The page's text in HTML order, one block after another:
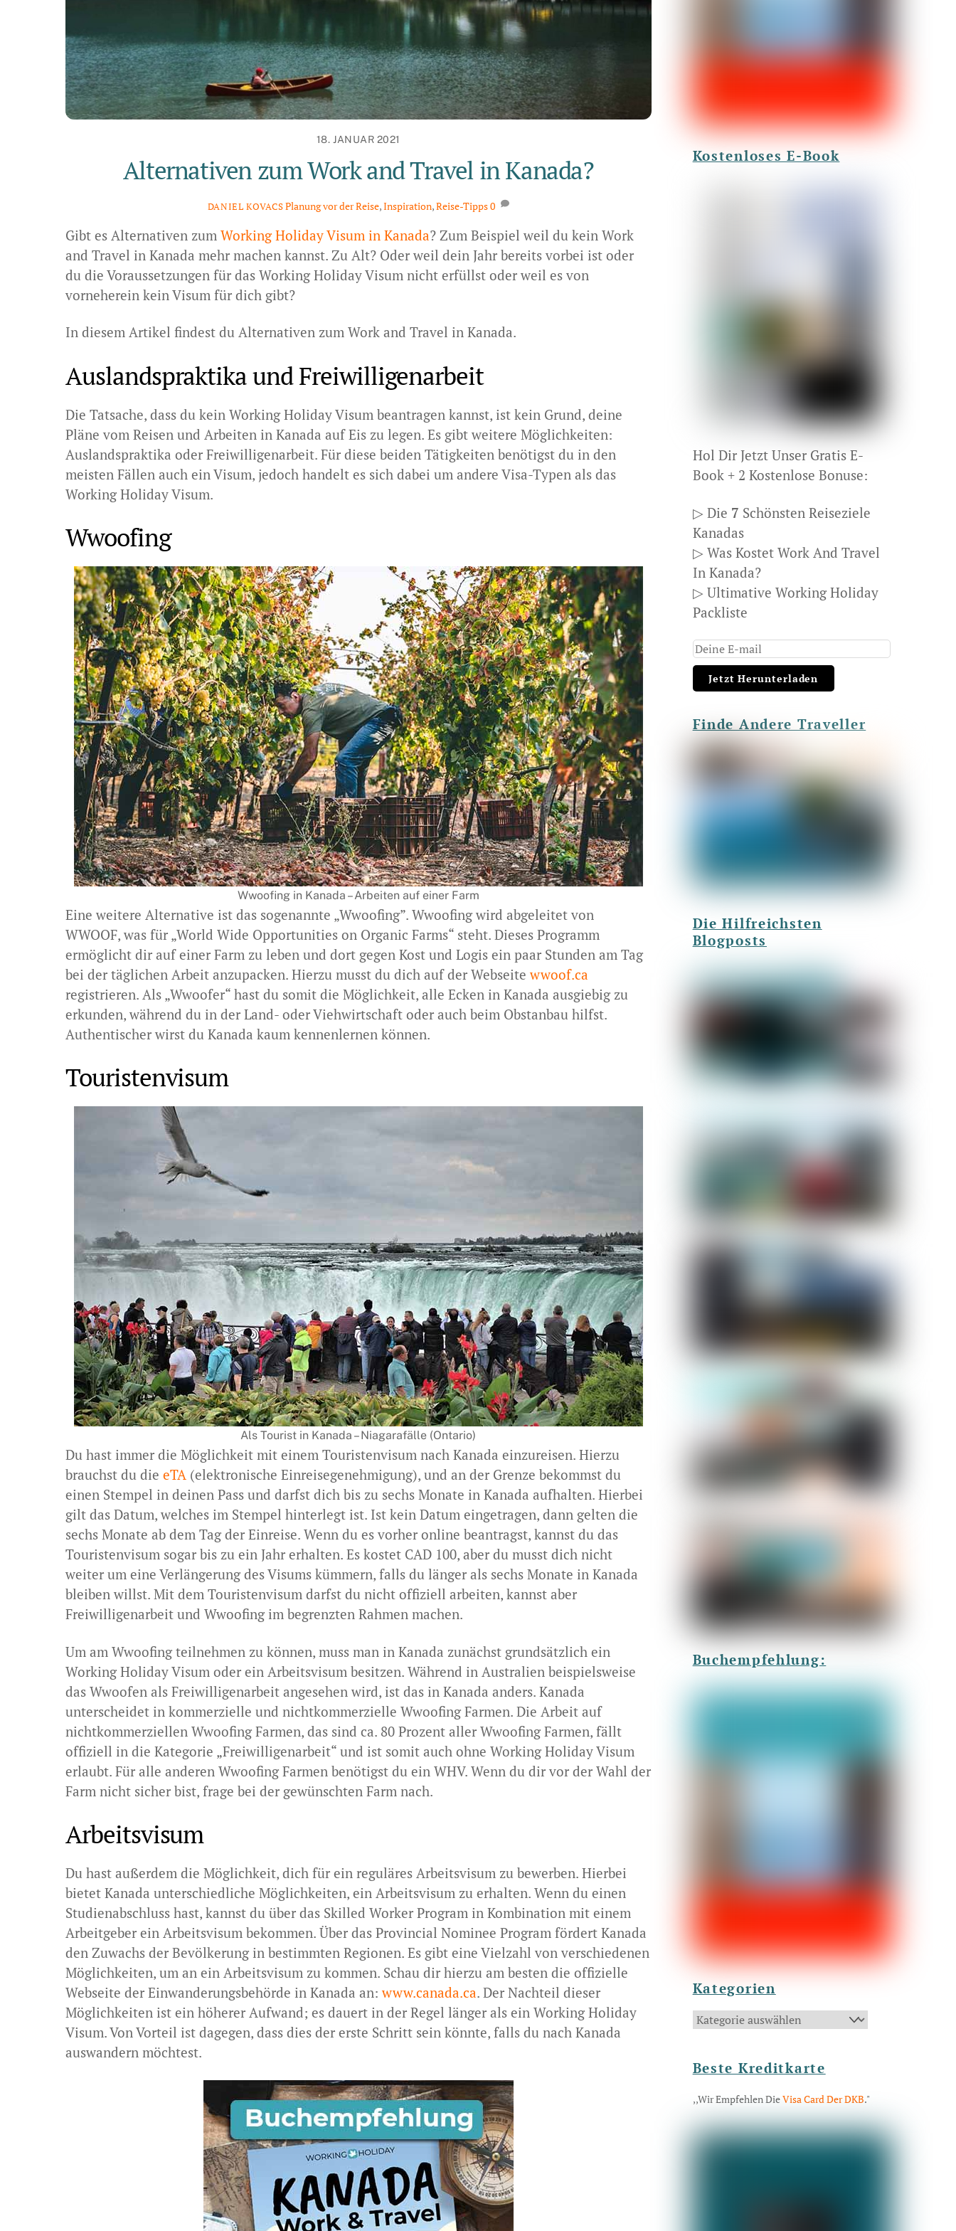
18. JANUAR 2021
Alternativen zum Work and Travel in Kanada?
DANIEL KOVACSPlanung vor der Reise,Inspiration,Reise-Tipps0
Gibt es Alternativen zum Working Holiday Visum in Kanada? Zum Beispiel weil du kein Work
and Travel in Kanada mehr machen kannst. Zu Alt? Oder weil dein Jahr bereits vorbei ist oder
du die Voraussetzungen für das Working Holiday Visum nicht erfüllst oder weil es von
vorneherein kein Visum für dich gibt?
In diesem Artikel findest du Alternativen zum Work and Travel in Kanada.
Auslandspraktika und Freiwilligenarbeit
Die Tatsache, dass du kein Working Holiday Visum beantragen kannst, ist kein Grund, deine
Pläne vom Reisen und Arbeiten in Kanada auf Eis zu legen. Es gibt weitere Möglichkeiten:
Auslandspraktika oder Freiwilligenarbeit. Für diese beiden Tätigkeiten benötigst du in den
meisten Fällen auch ein Visum, jedoch handelt es sich dabei um andere Visa-Typen als das
Working Holiday Visum.
Wwoofing
Wwoofing in Kanada – Arbeiten auf einer Farm
Eine weitere Alternative ist das sogenannte „Wwoofing”. Wwoofing wird abgeleitet von
WWOOF, was für „World Wide Opportunities on Organic Farms“ steht. Dieses Programm
ermöglicht dir auf einer Farm zu leben und dort gegen Kost und Logis ein paar Stunden am Tag
bei der täglichen Arbeit anzupacken. Hierzu musst du dich auf der Webseitewwoof.ca
registrieren. Als „Wwoofer“ hast du somit die Möglichkeit, alle Ecken in Kanada ausgiebig zu
erkunden, während du in der Land- oder Viehwirtschaft oder auch beim Obstanbau hilfst.
Authentischer wirst du Kanada kaum kennenlernen können.
Touristenvisum
Als Tourist in Kanada – Niagarafälle (Ontario)
Du hast immer die Möglichkeit mit einem Touristenvisum nach Kanada einzureisen. Hierzu
brauchst du die eTA (elektronische Einreisegenehmigung), und an der Grenze bekommst du
einen Stempel in deinen Pass und darfst dich bis zu sechs Monate in Kanada aufhalten. Hierbei
gilt das Datum, welches im Stempel hinterlegt ist. Ist kein Datum eingetragen, dann gelten die
sechs Monate ab dem Tag der Einreise. Wenn du es vorher online beantragst, kannst du das
Touristenvisum sogar bis zu ein Jahr erhalten. Es kostet CAD 100, aber du musst dich nicht
weiter um eine Verlängerung des Visums kümmern, falls du länger als sechs Monate in Kanada
bleiben willst. Mit dem Touristenvisum darfst du nicht offiziell arbeiten, kannst aber
Freiwilligenarbeit und Wwoofing im begrenzten Rahmen machen.
Um am Wwoofing teilnehmen zu können, muss man in Kanada zunächst grundsätzlich ein
Working Holiday Visum oder ein Arbeitsvisum besitzen. Während in Australien beispielsweise
das Wwoofen als Freiwilligenarbeit angesehen wird, ist das in Kanada anders. Kanada
unterscheidet in kommerzielle und nichtkommerzielle Wwoofing Farmen. Die Arbeit auf
nichtkommerziellen Wwoofing Farmen, das sind ca. 80 Prozent aller Wwoofing Farmen, fällt
offiziell in die Kategorie „Freiwilligenarbeit“ und ist somit auch ohne Working Holiday Visum
erlaubt. Für alle anderen Wwoofing Farmen benötigst du ein WHV. Wenn du dir vor der Wahl der
Farm nicht sicher bist, frage bei der gewünschten Farm nach.
Arbeitsvisum
Du hast außerdem die Möglichkeit, dich für ein reguläres Arbeitsvisum zu bewerben. Hierbei
bietet Kanada unterschiedliche Möglichkeiten, ein Arbeitsvisum zu erhalten. Wenn du einen
Studienabschluss hast, kannst du über das Skilled Worker Program in Kombination mit einem
Arbeitgeber ein Arbeitsvisum bekommen. Über das Provincial Nominee Program fördert Kanada
den Zuwachs der Bevölkerung in bestimmten Regionen. Es gibt eine Vielzahl von verschiedenen
Möglichkeiten, um an ein Arbeitsvisum zu kommen. Schau dir hierzu am besten die offizielle
Webseite der Einwanderungsbehörde in Kanada an:www.canada.ca. Der Nachteil dieser
Möglichkeiten ist ein höherer Aufwand; es dauert in der Regel länger als ein Working Holiday
Visum. Von Vorteil ist dagegen, dass dies der erste Schritt sein könnte, falls du nach Kanada
auswandern möchtest.
Kostenloses E-Book
Hol Dir Jetzt Unser Gratis E-
Book + 2 Kostenlose Bonuse:
▷ Die 7 Schönsten Reiseziele
Kanadas
▷ Was Kostet Work And Travel
In Kanada?
▷ Ultimative Working Holiday
Packliste
Finde Andere Traveller
Die Hilfreichsten
Blogposts
Buchempfehlung:
Kategorien
Kategorien
Beste Kreditkarte
,,Wir Empfehlen DieVisa Card Der DKB."